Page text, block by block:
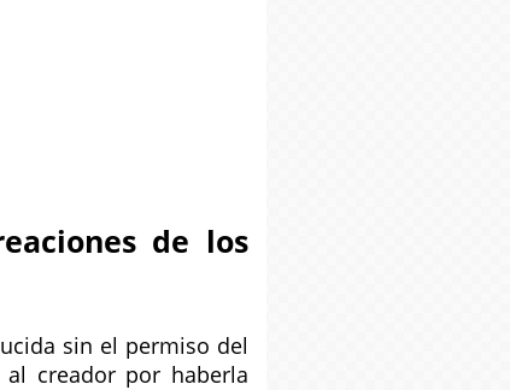
de los
sin el permiso del
creador por haberla